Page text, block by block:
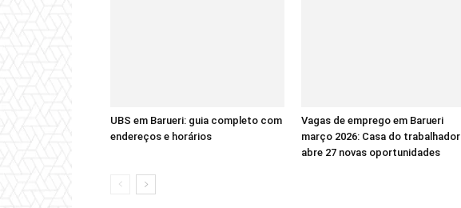
UBS em Barueri: guia completo com
endereços e horários
Vagas de emprego em Barueri
março 2026: Casa do trabalhador
abre 27 novas oportunidades